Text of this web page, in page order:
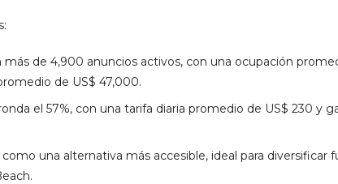
de 4,900 anuncios activos, con una ocupación
de US$ 47,000.
el 57%, con una tarifa diaria promedio de US$ 230 y
una alternativa más accesible, ideal para diversificar